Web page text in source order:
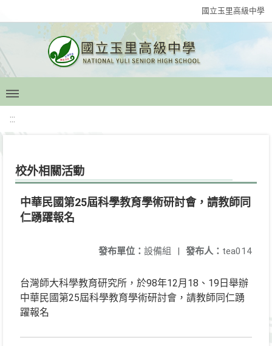
國立玉里高級中學
:::
校外相關活動
中華民國第25屆科學教育學術研討會，請教師同
仁踴躍報名
發布人： tea014
發布單位： 設備組 |
台灣師大科學教育研究所，於98年12月18、19日舉辦
中華民國第25屆科學教育學術研討會，請教師同仁踴
躍報名